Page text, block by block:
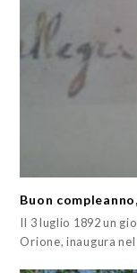
Buon
Il 3 luglio 1892 un
Orione, inaugura